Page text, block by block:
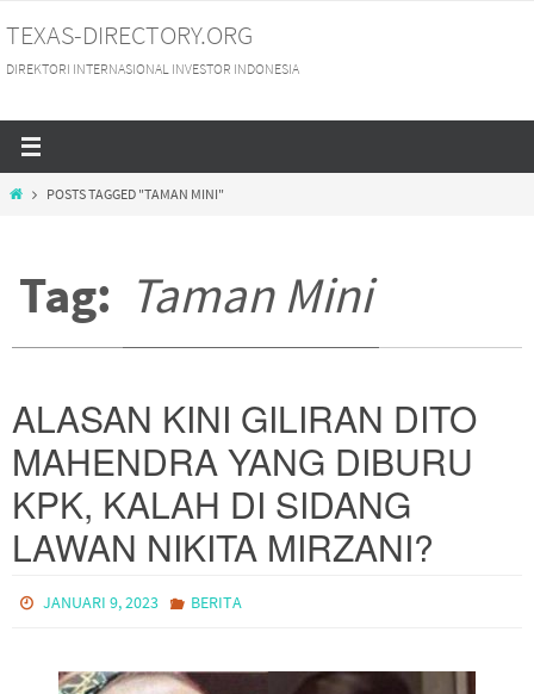
to
content
TEXAS-DIRECTORY.ORG
DIREKTORI INTERNASIONAL INVESTOR INDONESIA
HOMEPOSTS TAGGED "TAMAN MINI"
Tag: Taman Mini
ALASAN KINI GILIRAN DITO
MAHENDRA YANG DIBURU
KPK, KALAH DI SIDANG
LAWAN NIKITA MIRZANI?
JANUARI 9, 2023 BERITA